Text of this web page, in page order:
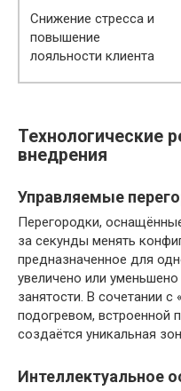
Снижение стресса и
повышение
лояльности клиента
Технологические
внедрения
Управляемые
Перегородки,
за секунды менять
предназначенное для
увеличено или
занятости. В сочетании
подогревом, встроенной
создаётся уникальная
Интеллектуальное